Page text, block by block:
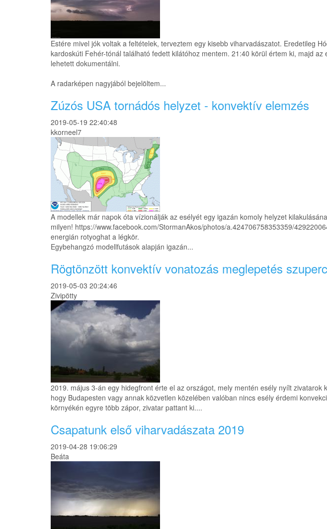
Estére mivel jók voltak a feltételek, terveztem egy kisebb viharvadászatot. Eredetileg
kardoskúti Fehér-tónál található fedett kilátóhoz mentem. 21:40 körül értem ki, majd
lehetett dokumentálni.
A radarképen nagyjából bejelöltem...
Zúzós USA tornádós helyzet - konvektív elemzés
2019-05-19 22:40:48
kkorneel7
A modellek már napok óta vízionálják az esélyét egy igazán komoly helyzet
milyen! https://www.facebook.com/StormanAkos/photos/a.424706758353359/
energián rotyoghat a légkör.
Egybehangzó modellfutások alapján igazán...
Rögtönzött konvektív vonatozás meglepetés
2019-05-03 20:24:46
Zivipötty
2019. május 3-án egy hidegfront érte el az országot, mely mentén esély nyílt
hogy Budapesten vagy annak közvetlen közelében valóban nincs esély érdemi
környékén egyre több zápor, zivatar pattant ki....
Csapatunk első viharvadászata 2019
2019-04-28 19:06:29
Beáta